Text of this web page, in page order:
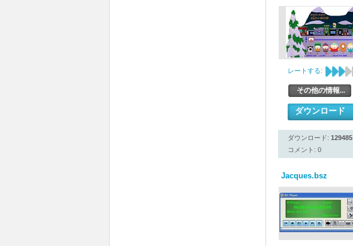
レートする:
その他の情報...
ダウンロード
ダウンロード: 129485
コメント: 0
Jacques.bsz